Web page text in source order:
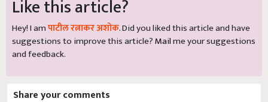
Hey! I amपाटील रत्नाकर अशोक. Did you liked this article and have
suggestions to improve this article?Mailme your suggestions
and feedback.
Share your comments